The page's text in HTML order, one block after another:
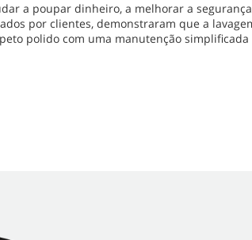
a poupar dinheiro, a melhorar a
por clientes, demonstraram que a
polido com uma manutenção